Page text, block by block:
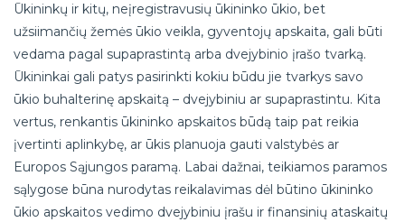
Ūkininkų ir kitų, neįregistravusių ūkininko ūkio, bet
užsiimančių žemės ūkio veikla, gyventojų apskaita, gali būti
vedama pagal supaprastintą arba dvejybinio įrašo tvarką.
Ūkininkai gali patys pasirinkti kokiu būdu jie tvarkys savo
ūkio buhalterinę apskaitą – dvejybiniu ar supaprastintu. Kita
vertus, renkantis ūkininko apskaitos būdą taip pat reikia
įvertinti aplinkybę, ar ūkis planuoja gauti valstybės ar
Europos Sąjungos paramą. Labai dažnai, teikiamos paramos
sąlygose būna nurodytas reikalavimas dėl būtino ūkininko
ūkio apskaitos vedimo dvejybiniu įrašu ir finansinių ataskaitų